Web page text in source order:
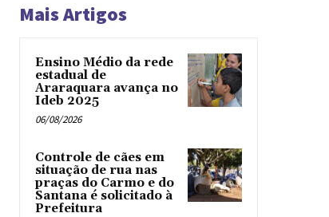
Mais Artigos
Ensino Médio da rede
estadual de
Araraquara avança no
Ideb 2025
06/08/2026
Controle de cães em
situação de rua nas
praças do Carmo e do
Santana é solicitado à
Prefeitura